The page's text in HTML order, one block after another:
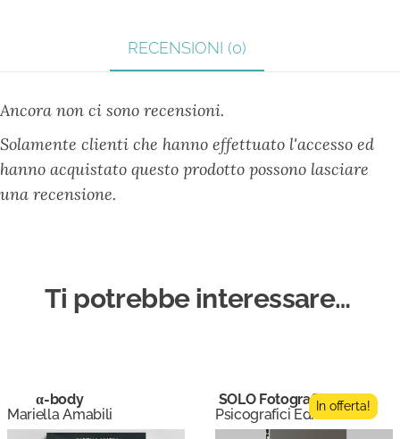
RECENSIONI (0)
Ancora non ci sono recensioni.
Solamente clienti che hanno effettuato l'accesso ed
hanno acquistato questo prodotto possono lasciare
una recensione.
Ti potrebbe interessare…
α-body
Mariella Amabili
SOLO Fotografia 2
Psicografici EditoreIn offerta!